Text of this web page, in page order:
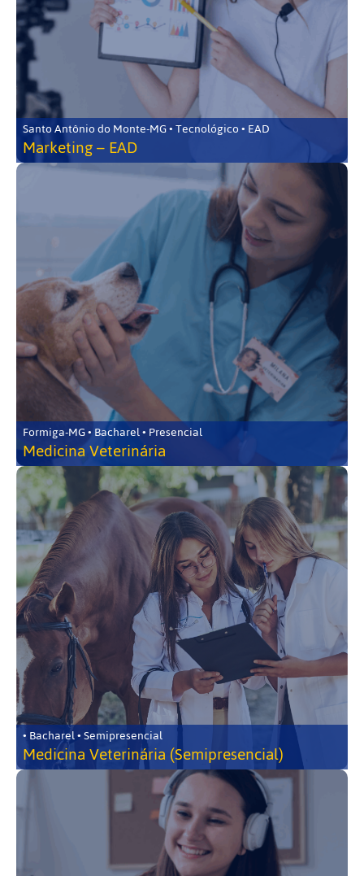
Santo Antônio do Monte-MG • Tecnológico • EAD
Marketing – EAD
Formiga-MG • Bacharel • Presencial
Medicina Veterinária
• Bacharel • Semipresencial
Medicina Veterinária (Semipresencial)